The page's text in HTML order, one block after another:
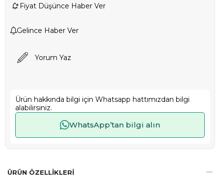
Fiyat Düşünce Haber Ver
Gelince Haber Ver
Yorum Yaz
Ürün hakkında bilgi için Whatsapp hattımızdan bilgi
alabilirsiniz.
WhatsApp’tan bilgi alın
ÜRÜN ÖZELLIKLERI